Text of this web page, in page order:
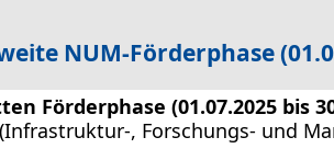
NUM-Förderphase
Förderphase (01.07.2025 bis
, Forschungs- und